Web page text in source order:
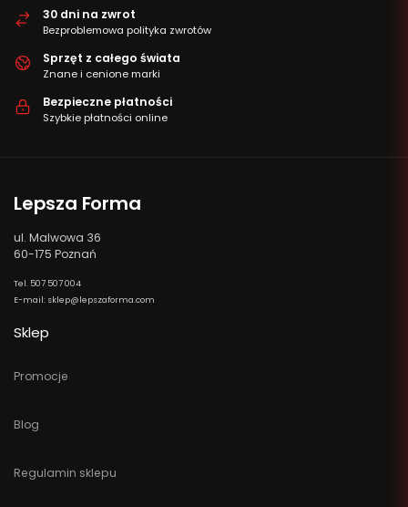
30 dni na zwrot
Bezproblemowa polityka zwrotów
Sprzęt z całego świata
Znane i cenione marki
Bezpieczne płatności
Szybkie płatności online
Lepsza Forma
ul. Malwowa 36
60-175 Poznań
Tel. 507 507 004
E-mail: sklep@lepszaforma.com
Sklep
Promocje
Blog
Regulamin sklepu